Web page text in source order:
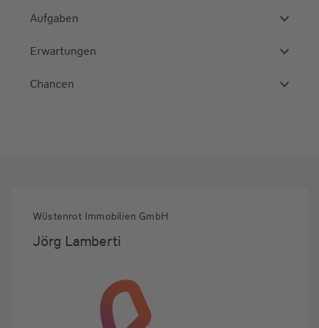
Aufgaben
Erwartungen
Chancen
Wüstenrot Immobilien GmbH
Jörg Lamberti